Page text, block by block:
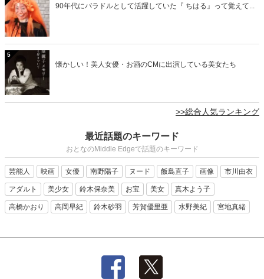
90年代にバラドルとして活躍していた『 ちはる』って覚えて...
5
懐かしい！美人女優・お酒のCMに出演している美女たち
>>総合人気ランキング
最近話題のキーワード
おとなのMiddle Edgeで話題のキーワード
芸能人 映画 女優 南野陽子 ヌード 飯島直子 画像 市川由衣
アダルト 美少女 鈴木保奈美 お宝 美女 真木よう子
高橋かおり 高岡早紀 鈴木砂羽 芳賀優里亜 水野美紀 宮地真緒